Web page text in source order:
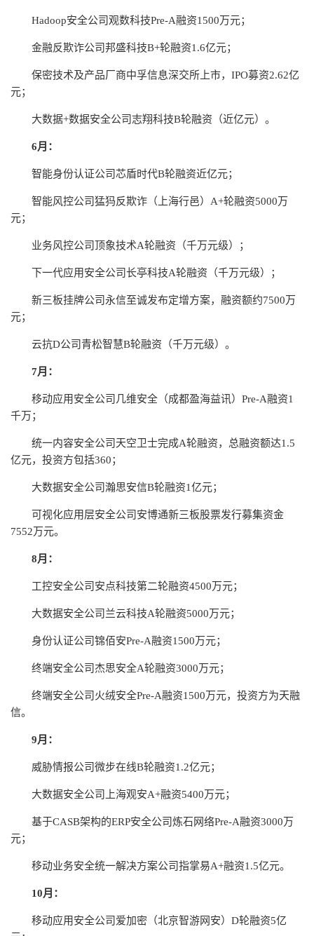
Hadoop安全公司观数科技Pre-A融资1500万元；
金融反欺诈公司邦盛科技B+轮融资1.6亿元；
保密技术及产品厂商中孚信息深交所上市，IPO募资2.62亿
元；
大数据+数据安全公司志翔科技B轮融资（近亿元）。
6月：
智能身份认证公司芯盾时代B轮融资近亿元；
智能风控公司猛犸反欺诈（上海行邑）A+轮融资5000万
元；
业务风控公司顶象技术A轮融资（千万元级）；
下一代应用安全公司长亭科技A轮融资（千万元级）；
新三板挂牌公司永信至诚发布定增方案，融资额约7500万
元；
云抗D公司青松智慧B轮融资（千万元级）。
7月：
移动应用安全公司几维安全（成都盈海益讯）Pre-A融资1
千万；
统一内容安全公司天空卫士完成A轮融资，总融资额达1.5
亿元，投资方包括360；
大数据安全公司瀚思安信B轮融资1亿元；
可视化应用层安全公司安博通新三板股票发行募集资金
7552万元。
8月：
工控安全公司安点科技第二轮融资4500万元；
大数据安全公司兰云科技A轮融资5000万元；
身份认证公司锦佰安Pre-A融资1500万元；
终端安全公司杰思安全A轮融资3000万元；
终端安全公司火绒安全Pre-A融资1500万元，投资方为天融
信。
9月：
威胁情报公司微步在线B轮融资1.2亿元；
大数据安全公司上海观安A+融资5400万元；
基于CASB架构的ERP安全公司炼石网络Pre-A融资3000万
元；
移动业务安全统一解决方案公司指掌易A+融资1.5亿元。
10月：
移动应用安全公司爱加密（北京智游网安）D轮融资5亿